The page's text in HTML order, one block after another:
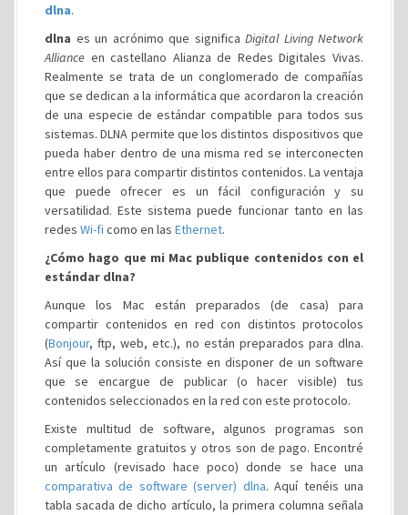
dlna.
dlna es un acrónimo que significa Digital Living Network
Alliance en castellano Alianza de Redes Digitales Vivas.
Realmente se trata de un conglomerado de compañías
que se dedican a la informática que acordaron la creación
de una especie de estándar compatible para todos sus
sistemas. DLNA permite que los distintos dispositivos que
pueda haber dentro de una misma red se interconecten
entre ellos para compartir distintos contenidos. La ventaja
que puede ofrecer es un fácil configuración y su
versatilidad. Este sistema puede funcionar tanto en las
redes Wi-fi como en las Ethernet.
¿Cómo hago que mi Mac publique contenidos con el
estándar dlna?
Aunque los Mac están preparados (de casa) para
compartir contenidos en red con distintos protocolos
(Bonjour, ftp, web, etc.), no están preparados para dlna.
Así que la solución consiste en disponer de un software
que se encargue de publicar (o hacer visible) tus
contenidos seleccionados en la red con este protocolo.
Existe multitud de software, algunos programas son
completamente gratuitos y otros son de pago. Encontré
un artículo (revisado hace poco) donde se hace una
comparativa de software (server) dlna. Aquí tenéis una
tabla sacada de dicho artículo, la primera columna señala